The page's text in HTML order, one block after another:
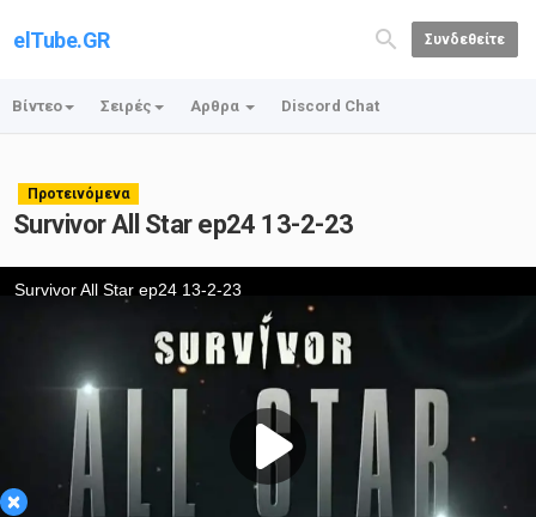
elTube.GR Συνδεθείτε
Βίντεο Σειρές Αρθρα Discord Chat
Προτεινόμενα
Survivor All Star ep24 13-2-23
×